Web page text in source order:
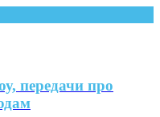
передачи про